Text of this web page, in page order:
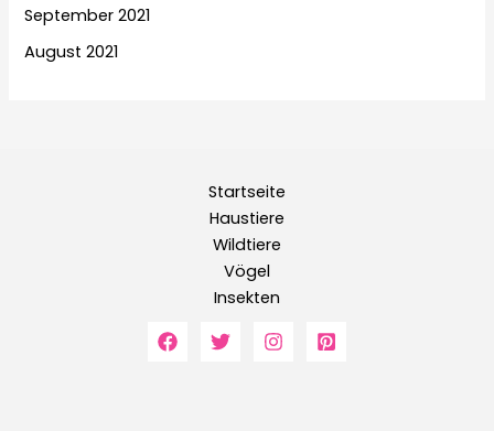
September 2021
August 2021
Startseite
Haustiere
Wildtiere
Vögel
Insekten